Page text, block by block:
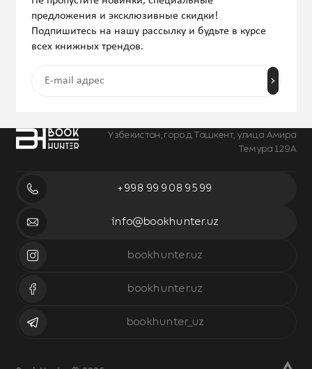
Узбекистан, город Ташкент, улица Амира
Темура 129А
+998 99 908 95 99
info@bookhunter.uz
bookhunter.uz
bookhunter.uz
bookhunter_uz
предложения и эксклюзивные скидки!
Подпишитесь на нашу рассылку и будьте в курсе
всех книжных трендов.